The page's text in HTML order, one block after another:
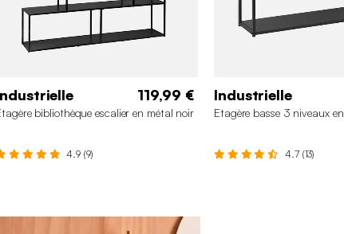
119,99 €
bibliothèque escalier en métal noir
4.9 (9)
Industrielle
Etagère basse 3 niveaux
4.7 (13)